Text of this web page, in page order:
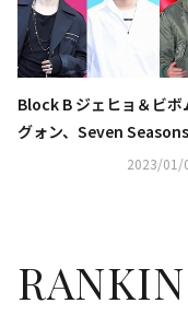
Block B ジェヒョ＆ビボ
グォン、Seven
属契約が終了…今後に
2023/01/